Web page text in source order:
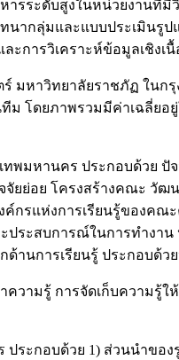
ะดับสูงในหน่วยงานที่มี
กลุ่มและแบบประเมินรูป
การวิเคราะห์ข้อมูลเชิงเนื้
มหาวิทยาลัยราชภัฏ ในก
ม โดยภาพรวมมีค่าเฉลี่ยอ
พมหานคร ประกอบด้วย
ยย่อย โครงสร้างคณะ วั
กรแห่งการเรียนรู้ของค
ะสบการณ์ในการทำงาน
านการเรียนรู้ ประกอบด้วย
ามรู้ การจัดเก็บความรู้
ระกอบด้วย 1) ส่วนนำขอ